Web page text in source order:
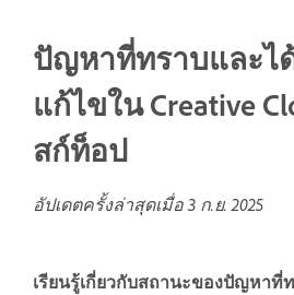
ปัญหาที่ทราบและไ
แก้ไขใน Creative
สก์ท็อป
อัปเดตครั้งล่าสุดเมื่อ 3 ก.ย. 2025
เรียนรู้เกี่ยวกับสถานะของปัญหาที่